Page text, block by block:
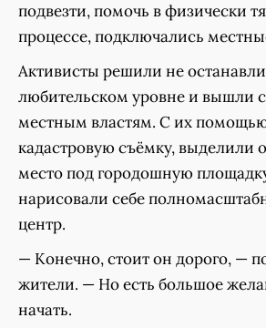
подвезти, помочь в физически
процессе, подключались
Активисты решили не
любительском уровне и вышли
местным властям. С их
кадастровую съёмку, выделили
место под городошную
нарисовали себе
центр.
— Конечно, стоит он дорого, —
жители. — Но есть большое
начать.